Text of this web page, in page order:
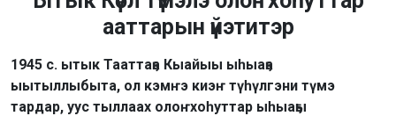
ааттарын үйэтитэр
1945 с. ытык Тааттаҕа Кыайыы ыһыаҕа
ыытыллыбыта, ол кэмҥэ киэҥ түһүлгэни түмэ
тардар, уус тыллаах олоҥхоһуттар ыһыаҕы